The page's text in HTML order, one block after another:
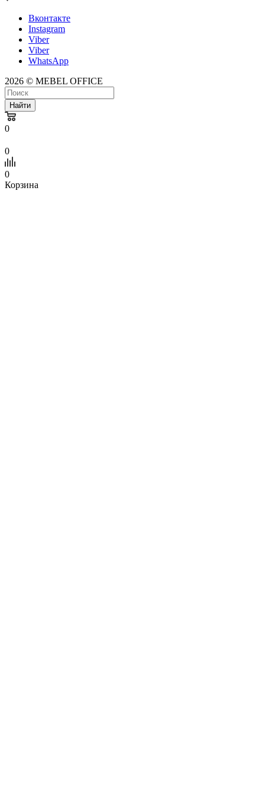
Вконтакте
Instagram
Viber
Viber
WhatsApp
2026 © MEBEL OFFICE
Найти
0
0
0
Корзина